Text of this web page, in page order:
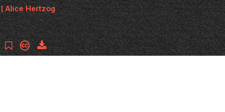
| Alice Hertzog